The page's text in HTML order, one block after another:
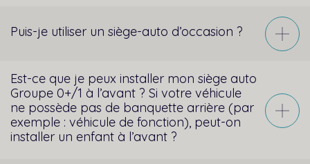
Puis-je utiliser un siège-auto d’occasion ?
Est-ce que je peux installer mon siège auto
Groupe 0+/1 à l’avant ? Si votre véhicule
ne possède pas de banquette arrière (par
exemple : véhicule de fonction), peut-on
installer un enfant à l’avant ?